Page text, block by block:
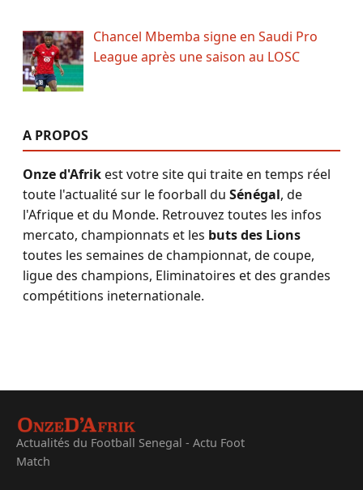
Chancel Mbemba signe en Saudi Pro
League après une saison au LOSC
A PROPOS
Onze d'Afrikest votre site qui traite en temps réel
toute l'actualité sur le foorball du Sénégal, de
l'Afrique et du Monde. Retrouvez toutes les infos
mercato, championnats et les buts des Lions
toutes les semaines de championnat, de coupe,
ligue des champions, Eliminatoires et des grandes
compétitions ineternationale.
Actualités du Football Senegal - Actu Foot
Match